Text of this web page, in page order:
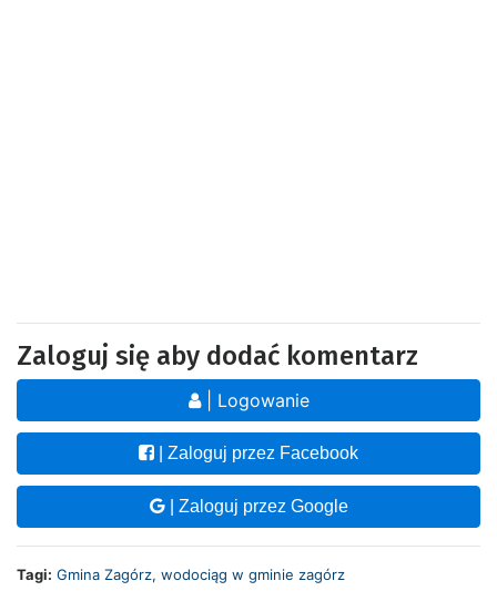
Zaloguj się aby dodać komentarz
| Logowanie
| Zaloguj przez Facebook
| Zaloguj przez Google
Tagi: Gmina Zagórz, wodociąg w gminie zagórz